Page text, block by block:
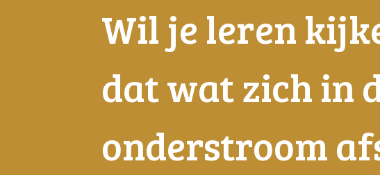
Wil je leren
dat wat zich in
onderstroom